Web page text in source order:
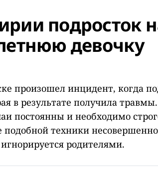
подросток
девочку
произошел инцидент, когда
в результате получила
постоянны и необходимо
подобной техники
родителями.